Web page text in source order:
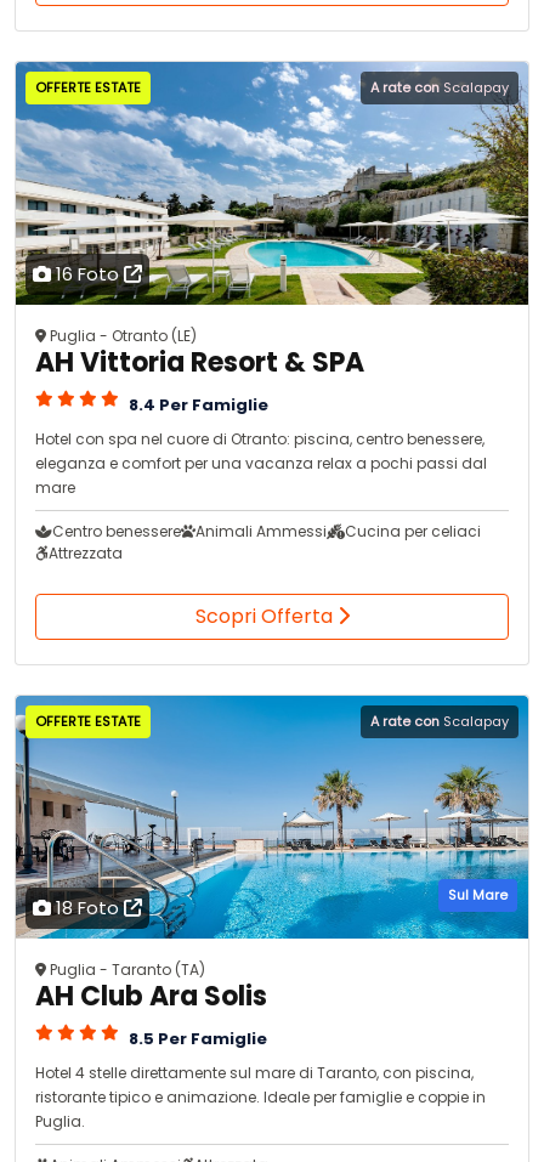
16 Foto
OFFERTE ESTATE A rate conScalapay
Puglia - Otranto (LE)
AH Vittoria Resort & SPA
8.4 Per Famiglie
Hotel con spa nel cuore di Otranto: piscina, centro benessere,
eleganza e comfort per una vacanza relax a pochi passi dal
mare
Centro benessere Animali Ammessi
Cucina per celiaci
Attrezzata
Scopri Offerta
18 Foto
OFFERTE ESTATE A rate con Scalapay
Sul Mare
Puglia - Taranto (TA)
AH Club Ara Solis
8.5 Per Famiglie
Hotel 4 stelle direttamente sul mare di Taranto, con piscina,
ristorante tipico e animazione. Ideale per famiglie e coppie in
Puglia.